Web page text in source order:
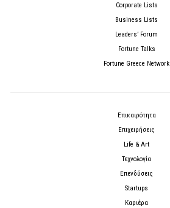
Corporate Lists
Business Lists
Leaders’ Forum
Fortune Talks
Fortune Greece Network
Επικαιρότητα
Επιχειρήσεις
Life & Art
Τεχνολογία
Επενδύσεις
Startups
Καριέρα